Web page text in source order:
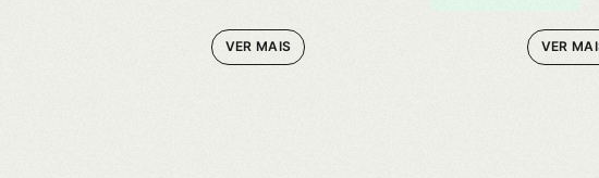
Experiências
VER MAIS VER